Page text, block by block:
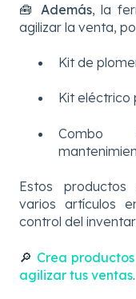
🧰 Además, la
agilizar la venta,
Kit de
Kit eléctrico
Combo
Estos productos
varios artículos
control del
🔎 Crea
agilizar tus ventas.